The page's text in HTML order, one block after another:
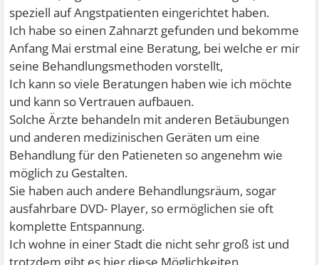
speziell auf Angstpatienten eingerichtet haben.
Ich habe so einen Zahnarzt gefunden und bekomme
Anfang Mai erstmal eine Beratung, bei welche er mir
seine Behandlungsmethoden vorstellt,
Ich kann so viele Beratungen haben wie ich möchte
und kann so Vertrauen aufbauen.
Solche Ärzte behandeln mit anderen Betäubungen
und anderen medizinischen Geräten um eine
Behandlung für den Patieneten so angenehm wie
möglich zu Gestalten.
Sie haben auch andere Behandlungsräum, sogar
ausfahrbare DVD- Player, so ermöglichen sie oft
komplette Entspannung.
Ich wohne in einer Stadt die nicht sehr groß ist und